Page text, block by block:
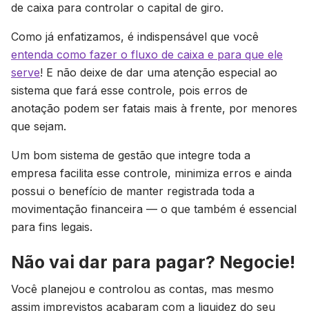
de caixa para controlar o capital de giro.
Como já enfatizamos, é indispensável que você
entenda como fazer o fluxo de caixa e para que ele
serve! E não deixe de dar uma atenção especial ao
sistema que fará esse controle, pois erros de
anotação podem ser fatais mais à frente, por menores
que sejam.
Um bom sistema de gestão que integre toda a
empresa facilita esse controle, minimiza erros e ainda
possui o benefício de manter registrada toda a
movimentação financeira — o que também é essencial
para fins legais.
Não vai dar para pagar? Negocie!
Você planejou e controlou as contas, mas mesmo
assim imprevistos acabaram com a liquidez do seu